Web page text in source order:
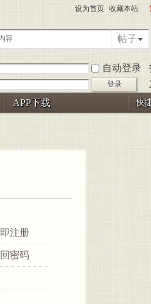
设为首页 收藏本站
帖子
自动登录
登录
快
APP下载
注册
密码